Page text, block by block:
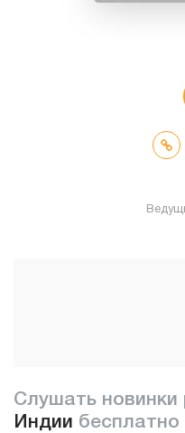
Слушать новинки
Индии бесплатно